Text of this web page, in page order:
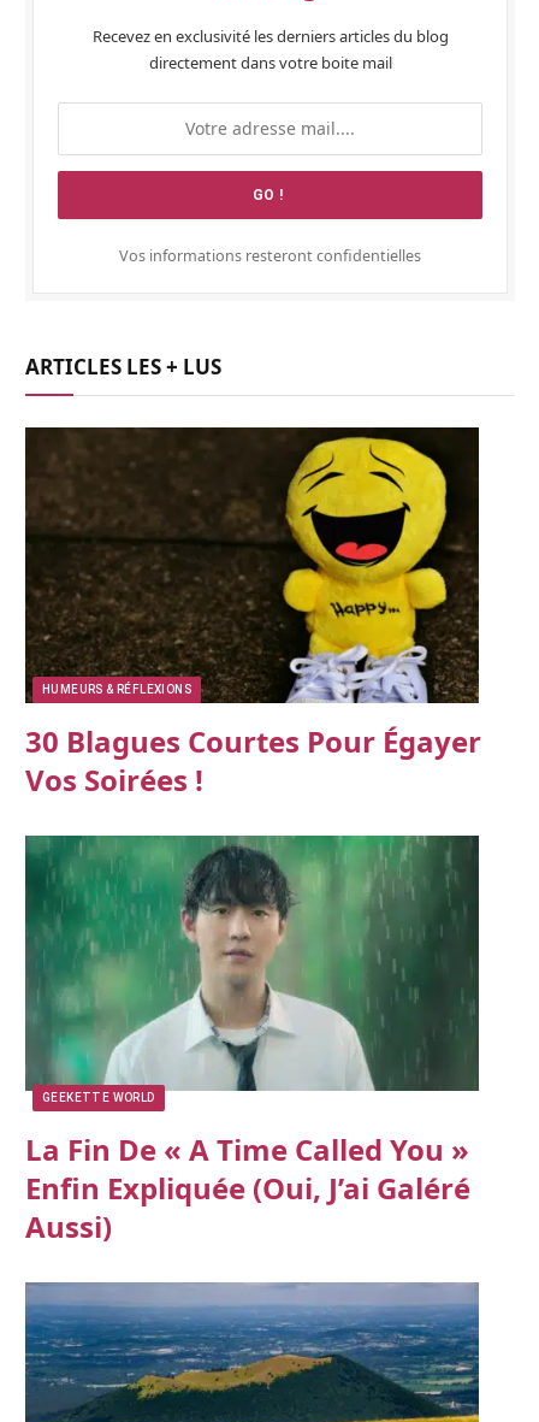
Recevez en exclusivité les derniers articles du blog
directement dans votre boite mail
Vos informations resteront confidentielles
ARTICLES LES + LUS
HUMEURS & RÉFLEXIONS
30 Blagues Courtes Pour Égayer
Vos Soirées !
GEEKETTE WORLD
La Fin De « A Time Called You »
Enfin Expliquée (oui, J’ai Galéré
Aussi)